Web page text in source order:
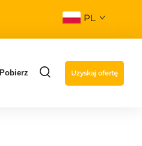
PL
Pobierz Uzyskaj ofertę